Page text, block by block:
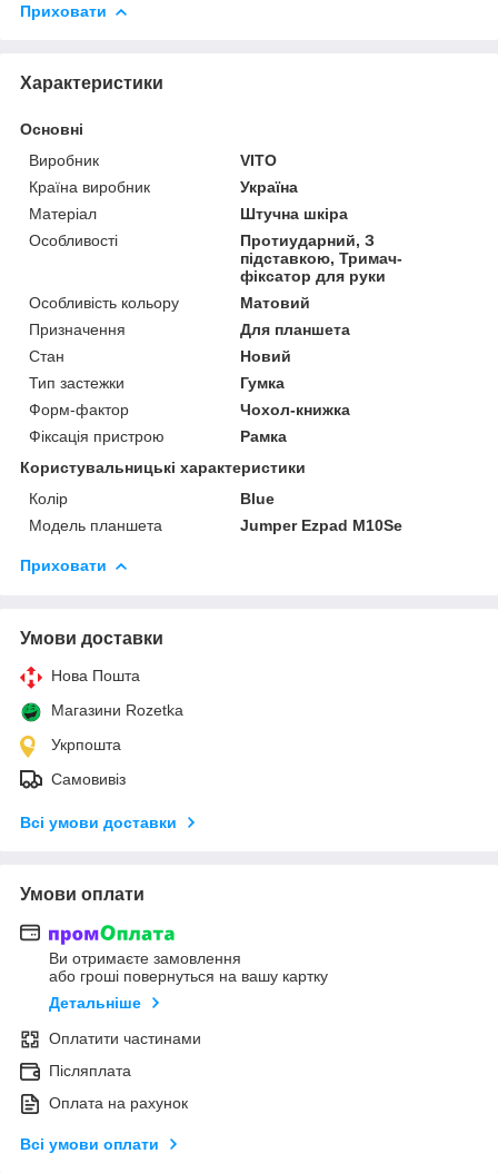
Приховати
Характеристики
Основні
Виробник
VITO
Країна виробник
Україна
Матеріал
Штучна шкіра
Особливості
Протиударний, З
підставкою, Тримач-
фіксатор для руки
Особливість кольору
Матовий
Призначення
Для планшета
Стан
Новий
Тип застежки
Гумка
Форм-фактор
Чохол-книжка
Фіксація пристрою
Рамка
Користувальницькі характеристики
Колір
Blue
Модель планшета
Jumper Ezpad M10Se
Приховати
Умови доставки
Нова Пошта
Магазини Rozetka
Укрпошта
Самовивіз
Всі умови доставки
Умови оплати
Ви отримаєте замовлення
або гроші повернуться на вашу картку
Детальніше
Оплатити частинами
Післяплата
Оплата на рахунок
Всі умови оплати